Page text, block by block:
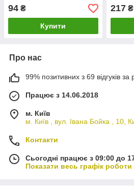
94 ₴
Купити
217₴
Про нас
99% позитивних з 69 відгуків за
Працює з 14.06.2018
м. Київ
м. Київ , вул. Івана Бойка , 10,
Контакти
Сьогодні працює з 09:00 до
Показати весь графік роботи